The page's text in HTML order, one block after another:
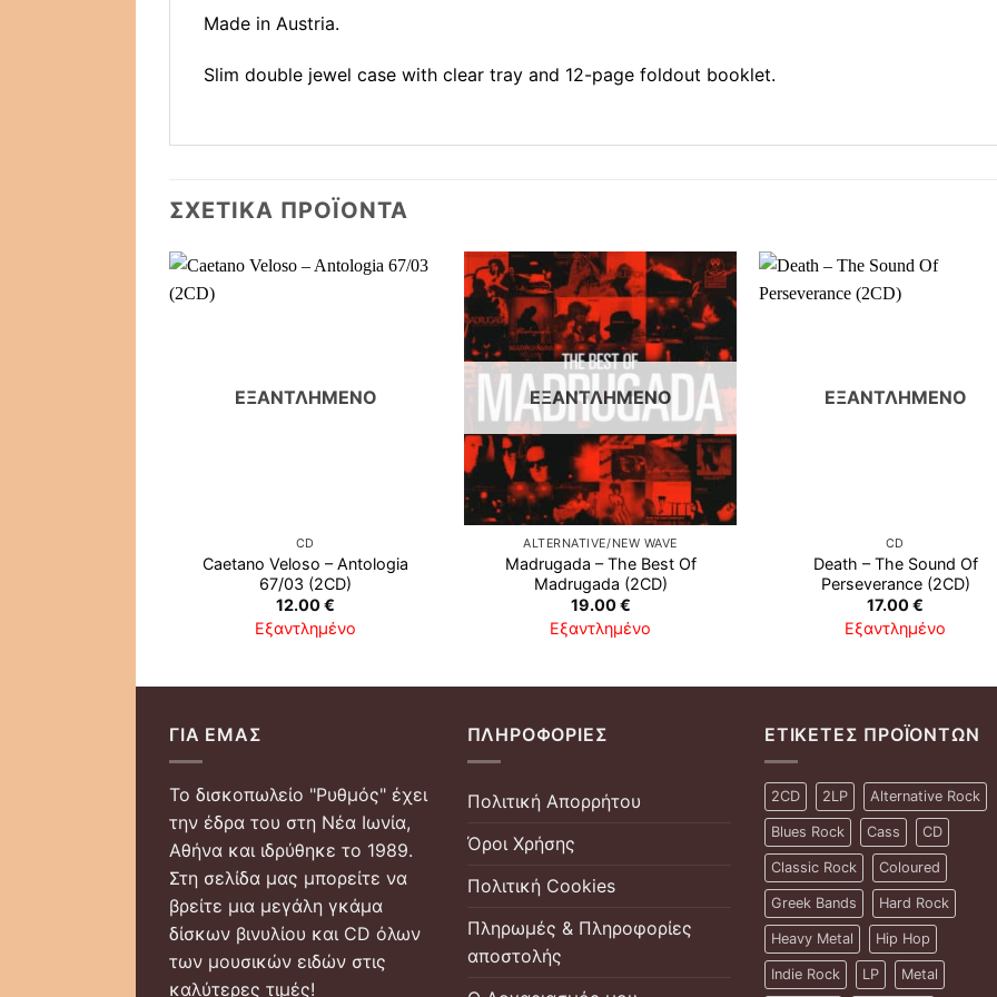
Made in Austria.
Slim double jewel case with clear tray and 12-page foldout booklet.
ΣΧΕΤΙΚΆ ΠΡΟΪΌΝΤΑ
ΕΞΑΝΤΛΗΜΈΝΟ
CD
Caetano Veloso ‎– Antologia
67/03 (2CD)
12.00€
Εξαντλημένο
ΕΞΑΝΤΛΗΜΈΝΟ
ALTERNATIVE/NEW WAVE
Madrugada – The Best Of
Madrugada (2CD)
19.00€
Εξαντλημένο
ΕΞΑΝΤΛΗΜΈΝΟ
CD
Death – The Sound Of
Perseverance (2CD)
17.00€
Εξαντλημένο
ΓΙΑ ΕΜΆΣ
Το δισκοπωλείο "Ρυθμός" έχει
την έδρα του στη Νέα Ιωνία,
Αθήνα και ιδρύθηκε το 1989.
Στη σελίδα μας μπορείτε να
βρείτε μια μεγάλη γκάμα
δίσκων βινυλίου και CD όλων
των μουσικών ειδών στις
καλύτερες τιμές!
ΠΛΗΡΟΦΟΡΊΕΣ
Πολιτική Απορρήτου
Όροι Χρήσης
Πολιτική Cookies
Πληρωμές & Πληροφορίες
αποστολής
ΕΤΙΚΈΤΕΣ ΠΡΟΪΌΝΤΩΝ
2CD 2LP Alternative Rock
Blues Rock Cass CD
Classic Rock Coloured
Greek Bands Hard Rock
Heavy Metal Hip Hop
Indie Rock LP Metal